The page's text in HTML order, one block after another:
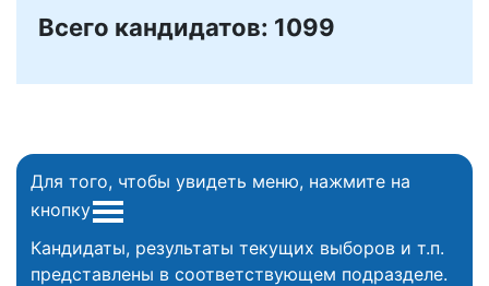
Всего кандидатов: 1099
Для того, чтобы увидеть меню, нажмите на
кнопку
Кандидаты, результаты текущих выборов и т.п.
представлены в соответствующем подразделе.